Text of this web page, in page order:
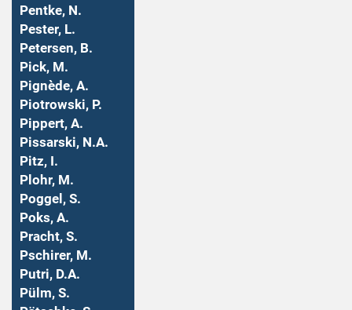
Pentke, N.
Pester, L.
Petersen, B.
Pick, M.
Pignède, A.
Piotrowski, P.
Pippert, A.
Pissarski, N.A.
Pitz, I.
Plohr, M.
Poggel, S.
Poks, A.
Pracht, S.
Pschirer, M.
Putri, D.A.
Pülm, S.